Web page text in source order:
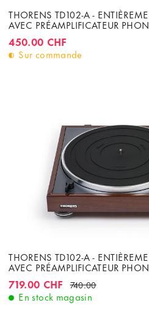
THORENS TD102-A -
AVEC PRÉAMPLIFICATEUR
450.00 CHF
Sur commande
THORENS TD102-A -
AVEC PRÉAMPLIFICATEUR
719.00 CHF 740.00
En stock magasin